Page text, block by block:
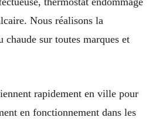
Nous réalisons la
chaude sur toutes marques et
rapidement en ville pour
en fonctionnement dans les